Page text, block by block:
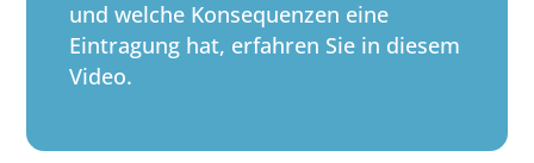
und welche Konsequenzen eine
Eintragung hat, erfahren Sie in diesem
Video.